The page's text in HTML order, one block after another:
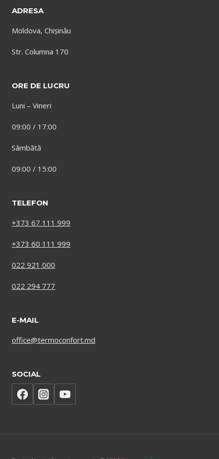
ADRESA
Moldova, Chișinău
Str. Columna 170
ORE DE LUCRU
Luni – Vineri
09:00 / 17:00
Sâmbătă
09:00 / 15:00
TELEFON
+373 67 111 999
+373 60 111 999
022 921 000
022 294 777
E-MAIL
office@termoconfort.md
SOCIAL